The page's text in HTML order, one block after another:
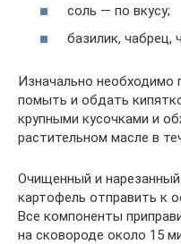
соль — по вкусу;
базилик, чабрец,
Изначально необходимо
помыть и обдать
крупными кусочками и
растительном масле в
Очищенный и
картофель отправить к
Все компоненты
на сковороде около 15